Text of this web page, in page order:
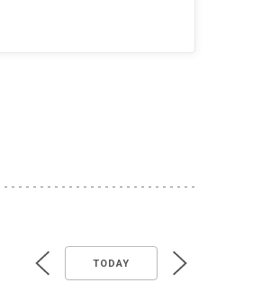
TODAY